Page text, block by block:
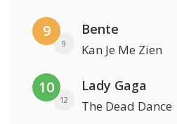
9
9
Bente
Kan Je Me Zien
10
12
Lady Gaga
The Dead Dance